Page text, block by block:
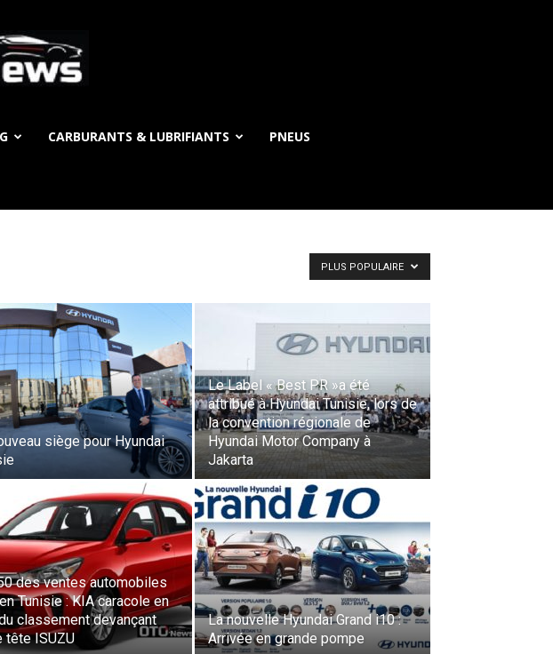
CARBURANTS & LUBRIFIANTS PNEUS
PLUS POPULAIRE
siège pour Hyundai
Le Label « Best PR »a été
attribué à Hyundai Tunisie, lors de
la convention régionale de
Hyundai Motor Company à
Jakarta
des ventes automobiles
Tunisie : KIA caracole en
classement devançant
tête ISUZU
La nouvelle Hyundai Grand i10 :
Arrivée en grande pompe